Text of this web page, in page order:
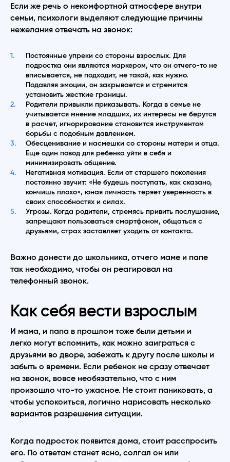
Если же речь о некомфортной атмосфере внутри
семьи, психологи выделяют следующие причины
нежелания отвечать на звонок:
Постоянные упреки со стороны взрослых. Для
подростка они являются маркером, что он отчего-то не
вписывается, не подходит, не такой, как нужно.
Подавляя эмоции, он закрывается и стремится
установить жесткие границы.
Родители привыкли приказывать. Когда в семье не
учитывается мнение младших, их интересы не берутся
в расчет, игнорирование становится инструментом
борьбы с подобным давлением.
Обесценивание и насмешки со стороны матери и отца.
Еще один повод для ребенка уйти в себя и
минимизировать общение.
Негативная мотивация. Если от старшего поколения
постоянно звучит: «Не будешь поступать, как сказано,
кончишь плохо», юная личность теряет уверенность в
своих способностях и силах.
Угрозы. Когда родители, стремясь привить послушание,
запрещают пользоваться смартфоном, общаться с
друзьями, страх заставляет уходить от контакта.
Важно донести до школьника, отчего маме и папе
так необходимо, чтобы он реагировал на
телефонный звонок.
Как себя вести взрослым
И мама, и папа в прошлом тоже были детьми и
легко могут вспомнить, как можно заиграться с
друзьями во дворе, забежать к другу после школы и
забыть о времени. Если ребенок не сразу отвечает
на звонок, вовсе необязательно, что с ним
произошло что-то ужасное. Не стоит паниковать, а
чтобы успокоиться, логично нарисовать несколько
вариантов разрешения ситуации.
Когда подросток появится дома, стоит расспросить
его. По ответам станет ясно, солгал он или